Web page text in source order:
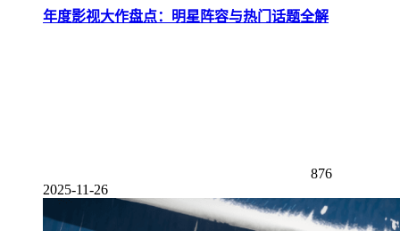
年度影视大作盘点：明星阵容与热门话题全解
876
2025-11-26